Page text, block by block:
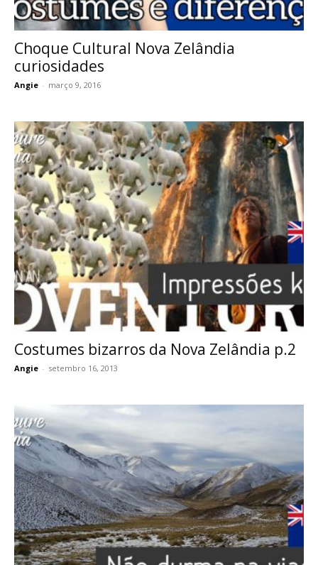
Choque Cultural Nova Zelândia
curiosidades
Angie - março 9, 2016
Costumes bizarros da Nova Zelândia p.2
Angie - setembro 16, 2013